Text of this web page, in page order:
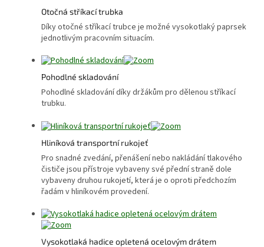
Otočná stříkací trubka
Díky otočné stříkací trubce je možné vysokotlaký paprsek
jednotlivým pracovním situacím.
Pohodlné skladování
Pohodlné skladování díky držákům pro dělenou stříkací
trubku.
Hliníková transportní rukojeť
Pro snadné zvedání, přenášení nebo nakládání tlakového
čističe jsou přístroje vybaveny své přední straně dole
vybaveny druhou rukojetí, která je o oproti předchozím
řadám v hliníkovém provedení.
Vysokotlaká hadice opletená ocelovým drátem